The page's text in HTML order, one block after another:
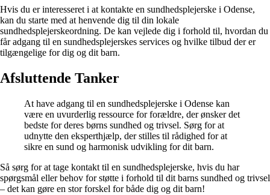
Hvis du er interesseret i at kontakte en sundhedsplejerske i Odense,
kan du starte med at henvende dig til din lokale
sundhedsplejerskeordning. De kan vejlede dig i forhold til, hvordan du
får adgang til en sundhedsplejerskes services og hvilke tilbud der er
tilgængelige for dig og dit barn.
Afsluttende Tanker
At have adgang til en sundhedsplejerske i Odense kan
være en uvurderlig ressource for forældre, der ønsker det
bedste for deres børns sundhed og trivsel. Sørg for at
udnytte den eksperthjælp, der stilles til rådighed for at
sikre en sund og harmonisk udvikling for dit barn.
Så sørg for at tage kontakt til en sundhedsplejerske, hvis du har
spørgsmål eller behov for støtte i forhold til dit barns sundhed og trivsel
– det kan gøre en stor forskel for både dig og dit barn!